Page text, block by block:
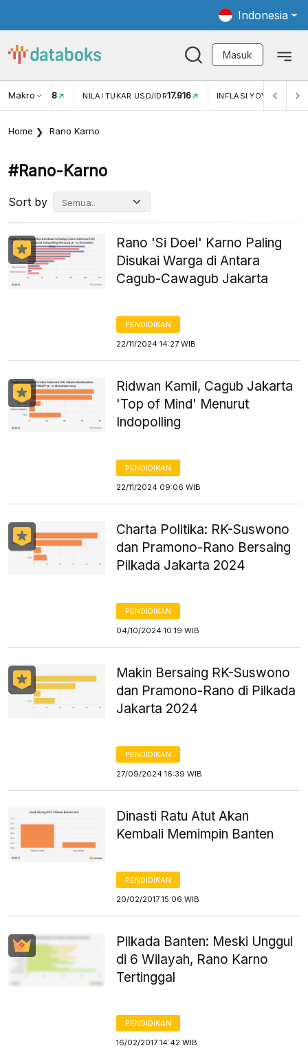
Indonesia
Masuk
Makro
USD/IDR 17.916 INFLASI YOY (JUL)2,88% INFLASI MOM (JUL)
Home Rano Karno
#rano-Karno
Sort by
Rano 'Si Doel' Karno Paling
Disukai Warga di Antara
Cagub-Cawagub Jakarta
PENDIDIKAN
22/11/2024 14:27 WIB
Ridwan Kamil, Cagub Jakarta
'Top of Mind' Menurut
Indopolling
PENDIDIKAN
22/11/2024 09:06 WIB
Charta Politika: RK-Suswono
dan Pramono-Rano Bersaing
Pilkada Jakarta 2024
PENDIDIKAN
04/10/2024 10:19 WIB
Makin Bersaing RK-Suswono
dan Pramono-Rano di Pilkada
Jakarta 2024
PENDIDIKAN
27/09/2024 16:39 WIB
Dinasti Ratu Atut Akan
Kembali Memimpin Banten
PENDIDIKAN
20/02/2017 15:06 WIB
Pilkada Banten: Meski Unggul
di 6 Wilayah, Rano Karno
Tertinggal
PENDIDIKAN
16/02/2017 14:42 WIB